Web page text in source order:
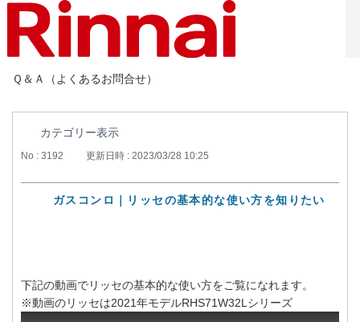
Ｑ＆Ａ（よくあるお問合せ）
カテゴリー表示
No : 3192 更新日時 : 2023/03/28 10:25
ガスコンロ｜リッセの基本的な使い方を知りたい
下記の動画でリッセの基本的な使い方をご覧になれます。
※動画のリッセは2021年モデルRHS71W32Lシリーズ